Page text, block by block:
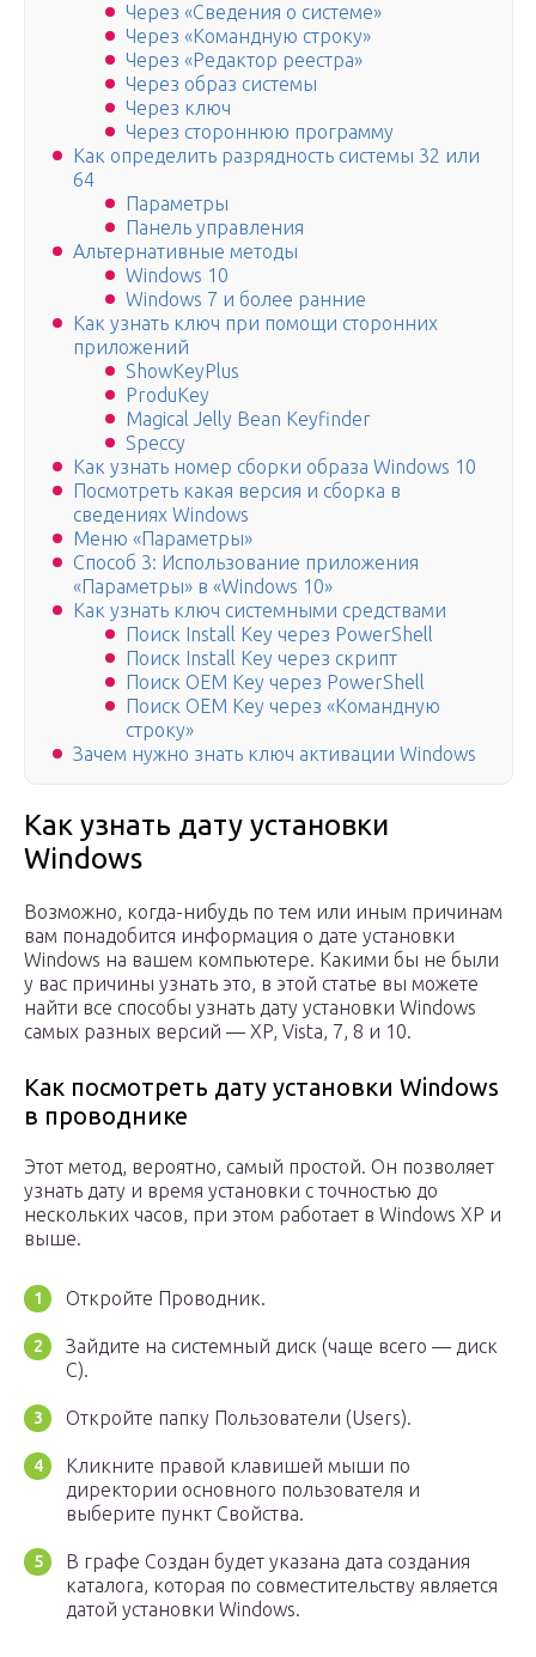
Через «Сведения о системе»
Через «Командную строку»
Через «Редактор реестра»
Через образ системы
Через ключ
Через стороннюю программу
Как определить разрядность системы 32 или
64
Параметры
Панель управления
Альтернативные методы
Windows 10
Windows 7 и более ранние
Как узнать ключ при помощи сторонних
приложений
ShowKeyPlus
ProduKey
Magical Jelly Bean Keyfinder
Speccy
Как узнать номер сборки образа Windows 10
Посмотреть какая версия и сборка в
сведениях Windows
Меню «Параметры»
Способ 3: Использование приложения
«Параметры» в «Windows 10»
Как узнать ключ системными средствами
Поиск Install Key через PowerShell
Поиск Install Key через скрипт
Поиск OEM Key через PowerShell
Поиск OEM Key через «Командную
строку»
Зачем нужно знать ключ активации Windows
Как узнать дату установки
Windows
Возможно, когда-нибудь по тем или иным причинам
вам понадобится информация о дате установки
Windows на вашем компьютере. Какими бы не были
у вас причины узнать это, в этой статье вы можете
найти все способы узнать дату установки Windows
самых разных версий — XP, Vista, 7, 8 и 10.
Как посмотреть дату установки Windows
в проводнике
Этот метод, вероятно, самый простой. Он позволяет
узнать дату и время установки с точностью до
нескольких часов, при этом работает в Windows XP и
выше.
Откройте Проводник.
Зайдите на системный диск (чаще всего — диск
С).
Откройте папку Пользователи (Users).
Кликните правой клавишей мыши по
директории основного пользователя и
выберите пункт Свойства.
В графе Создан будет указана дата создания
каталога, которая по совместительству является
датой установки Windows.